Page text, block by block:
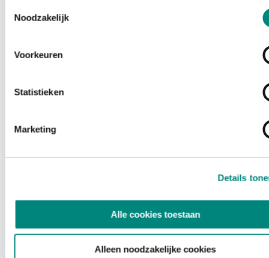
Noodzakelijk
Voorkeuren
Statistieken
Marketing
Details
Alle cookies toestaan
Alleen noodzakelijke cookies